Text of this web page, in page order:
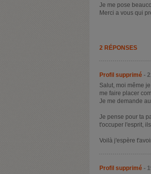
Je me pose
Merci a vous qui
2 RÉPONSES
Profil supprimé -
Salut, moi même
me faire placer
Je me demande
Je pense pour ta
t'occuper l'esprit,
Voilà j'espère
Profil supprimé -